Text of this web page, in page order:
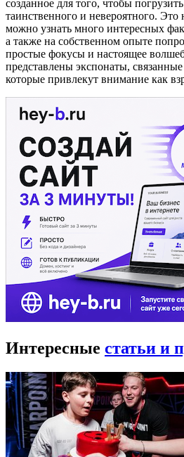
созданное для того, чтобы
таинственного и невероятного. Это
можно узнать много интересных
а также на собственном опыте
простые фокусы и настоящее
представлены экспонаты,
которые привлекут внимание как
Интересные статьи и